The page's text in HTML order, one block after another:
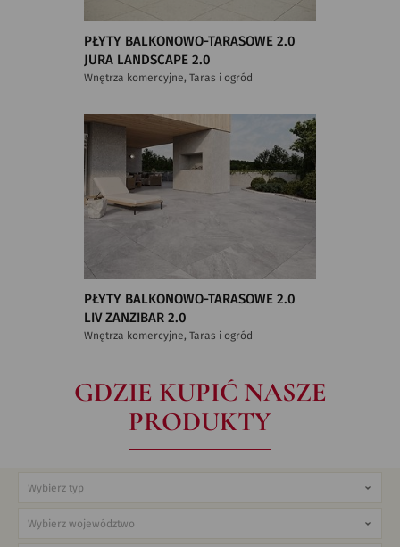
PŁYTY BALKONOWO-TARASOWE 2.0
JURA LANDSCAPE 2.0
Wnętrza komercyjne, Taras i ogród
PŁYTY BALKONOWO-TARASOWE 2.0
LIV ZANZIBAR 2.0
Wnętrza komercyjne, Taras i ogród
GDZIE KUPIĆ NASZE
PRODUKTY